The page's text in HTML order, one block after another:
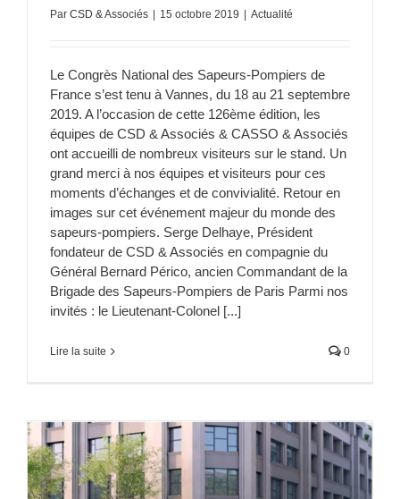
Par CSD & Associés 15 octobre 2019 Actualité
Le Congrès National des Sapeurs-Pompiers de
France s’est tenu à Vannes, du 18 au 21 septembre
2019. A l’occasion de cette 126ème édition, les
équipes de CSD & Associés & CASSO & Associés
ont accueilli de nombreux visiteurs sur le stand. Un
grand merci à nos équipes et visiteurs pour ces
moments d’échanges et de convivialité. Retour en
images sur cet événement majeur du monde des
sapeurs-pompiers. Serge Delhaye, Président
fondateur de CSD & Associés en compagnie du
Général Bernard Périco, ancien Commandant de la
Brigade des Sapeurs-Pompiers de Paris Parmi nos
invités : le Lieutenant-Colonel [...]
Lire la suite 0